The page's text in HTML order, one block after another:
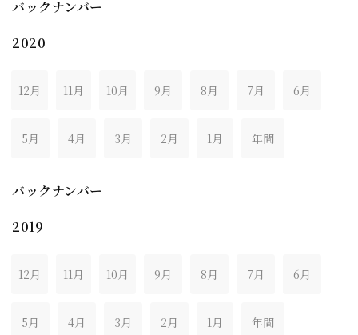
バックナンバー
2020
12月 11月 10月 9月 8月 7月 6月
5月 4月 3月 2月 1月 年間
バックナンバー
2019
12月 11月 10月 9月 8月 7月 6月
5月 4月 3月 2月 1月 年間